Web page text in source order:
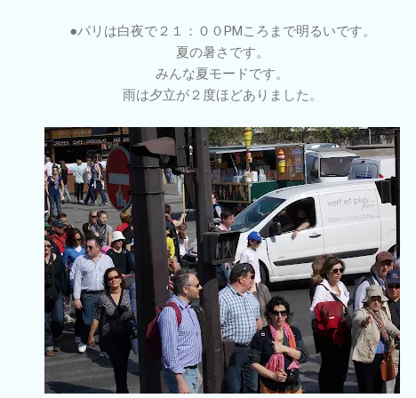
●パリは白夜で２１：００PMころまで明るいです。
夏の暑さです。
みんな夏モードです。
雨は夕立が２度ほどありました。